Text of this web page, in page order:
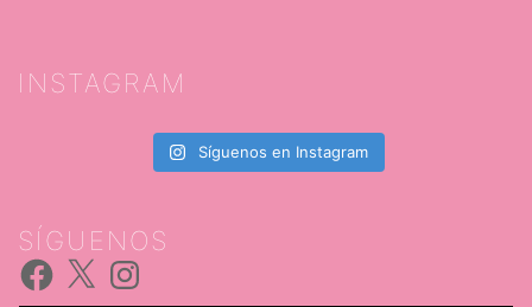
INSTAGRAM
Síguenos en Instagram
SÍGUENOS
Facebook
X Instagram